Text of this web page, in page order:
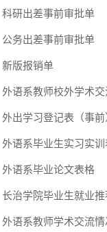
科研出差事前审批单
公务出差事前审批单
新版报销单
外语系教师校外学术
外出学习登记表（事前
外语系毕业生实习实
外语系毕业论文表格
长治学院毕业生就业
外语系教师学术交流